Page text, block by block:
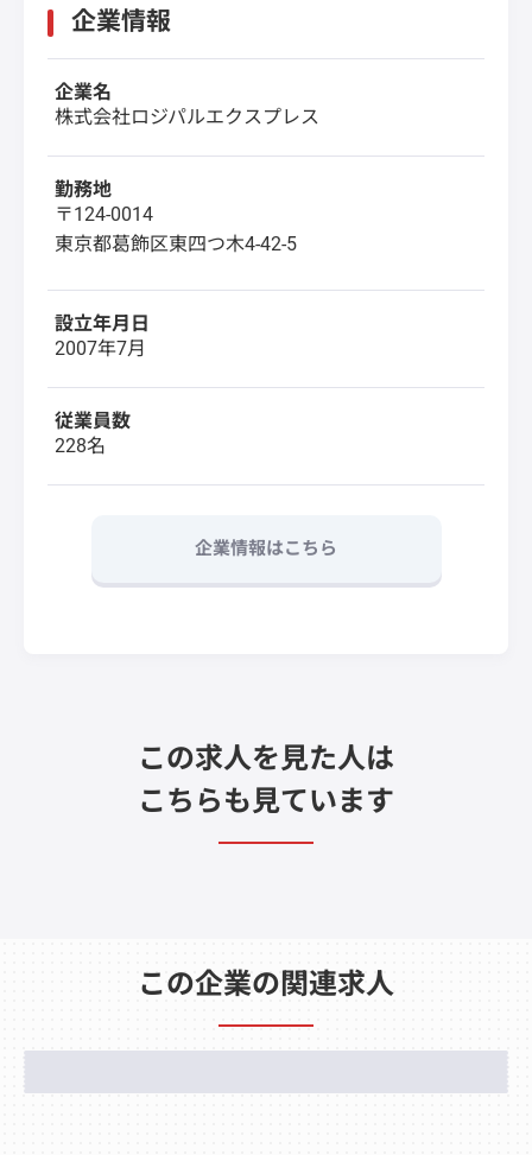
企業情報
企業名
株式会社ロジパルエクスプレス
勤務地
〒124-0014
東京都葛飾区東四つ木4-42-5
設立年月日
2007年7月
従業員数
228名
企業情報はこちら
この求人を見た人は
こちらも見ています
この企業の関連求人